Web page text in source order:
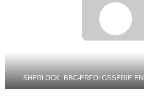
SHERLOCK: BBC-ERFOLGSSERIE